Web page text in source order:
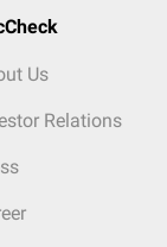
Us
Relations